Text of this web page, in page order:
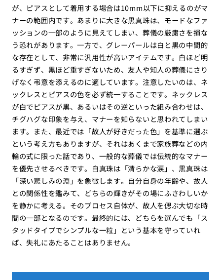
が、ピアスとして着用する場合は10mm以下に抑えるのがマ
ナーの範囲内です。あまりに大きな黒真珠は、モードなファ
ッションの一部のように見えてしまい、葬儀の厳粛さを損な
う恐れがあります。一方で、グレーパールは白と黒の中間的
な存在として、非常に汎用性が高いアイテムです。白ほど明
るすぎず、黒ほど重すぎないため、友人や知人の葬儀にさり
げなく弔意を添えるのに適しています。注意したいのは、ネ
ックレスとピアスの色を必ず統一することです。ネックレス
が白でピアスが黒、あるいはその逆といった組み合わせは、
チグハグな印象を与え、マナーを知らないと思われてしまい
ます。また、最近では「故人が好きだった色」を基準に選ぶ
という考え方もありますが、それはあくまで家族葬などの内
輪の式に限った話であり、一般的な葬儀では伝統的なマナー
を優先させるべきです。白真珠は「清らかな涙」、黒真珠は
「深い悲しみの淵」を象徴します。自分自身の年齢や、故人
との関係性を鑑みて、どちらの輝きがその場にふさわしいか
を静かに考える。そのプロセス自体が、故人を偲ぶ大切な時
間の一部となるのです。最終的には、どちらを選んでも「ス
タッドタイプでシンプルな一粒」という基本を守っていれ
ば、失礼にあたることはありません。